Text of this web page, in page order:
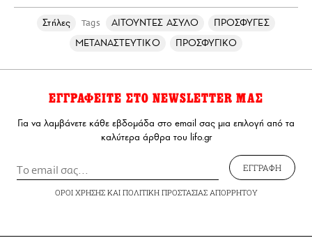
Στήλες Tags ΑΙΤΟΥΝΤΕΣ ΑΣΥΛΟ
ΠΡΟΣΦΥΓΕΣ
ΜΕΤΑΝΑΣΤΕΥΤΙΚΟ
ΠΡΟΣΦΥΓΙΚΟ
ΕΓΓΡΑΦΕΙΤΕ ΣΤΟ NEWSLETTER ΜΑΣ
Για να λαμβάνετε κάθε εβδομάδα στο email σας μια επιλογή από τα
καλύτερα άρθρα του lifo.gr
ΕΓΓΡΑΦΗ
ΟΡΟΙ ΧΡΗΣΗΣΚΑΙ ΠΟΛΙΤΙΚΗ ΠΡΟΣΤΑΣΙΑΣ ΑΠΟΡΡΗΤΟΥ